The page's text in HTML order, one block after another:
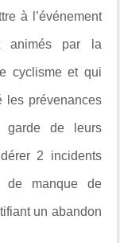
à l’événement
animés par la
cyclisme et qui
les prévenances
de leurs
2 incidents
de manque de
un abandon